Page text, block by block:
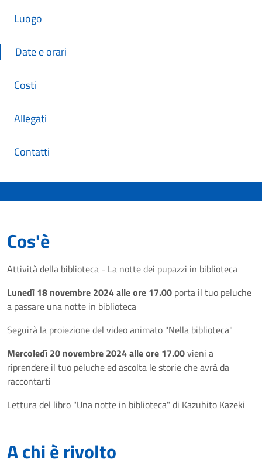
Luogo
Date e orari
Costi
Allegati
Contatti
Cos'è
Attività della biblioteca - La notte dei pupazzi in biblioteca
Lunedì 18 novembre 2024 alle ore 17.00 porta il tuo peluche
a passare una notte in biblioteca
Seguirà la proiezione del video animato "Nella biblioteca"
Mercoledì 20 novembre 2024 alle ore 17.00vieni a
riprendere il tuo peluche ed ascolta le storie che avrà da
raccontarti
Lettura del libro "Una notte in biblioteca" di Kazuhito Kazeki
A chi è rivolto